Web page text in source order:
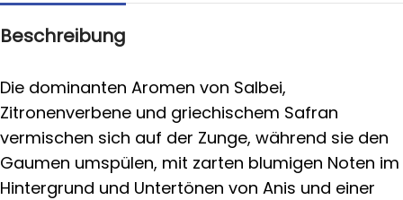
Beschreibung
Die dominanten Aromen von Salbei,
Zitronenverbene und griechischem Safran
vermischen sich auf der Zunge, während sie den
Gaumen umspülen, mit zarten blumigen Noten im
Hintergrund und Untertönen von Anis und einer